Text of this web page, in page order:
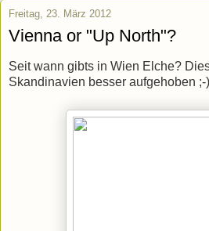
Freitag, 23. März 2012
Vienna or "Up North"?
Seit wann gibts in Wien Elche?
Skandinavien besser aufgehoben ;-)